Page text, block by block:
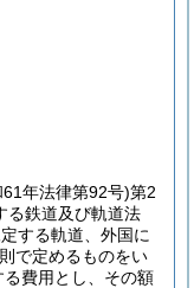
年法律第92号)第2
る鉄道及び軌道法
する軌道、外国に
で定めるものをい
費用とし、その額